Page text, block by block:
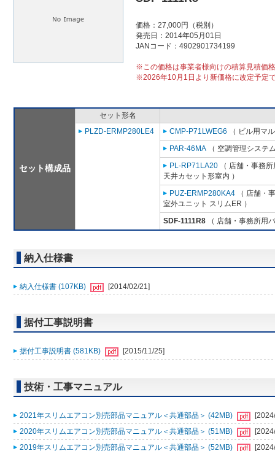
価格：27,000円（税別）
発売日：2014年05月01日
JANコード：4902901734199
※この価格は事業者様向けの積算見積価
※2026年10月1日より新価格に改定予定
セット構成品
セット形名
PLZD-ERMP280LE4
CMP-P71LWEG6 （ ビル用マ
PAR-46MA （ 空調管理システ
PL-RP71LA20 （ 店舗・事務
天井カセット形室内 ）
PUZ-ERMP280KA4 （ 店舗・
室外ユニット スリムER ）
SDF-1111R8 （ 店舗・事務所用
納入仕様書
納入仕様書 (107KB) [2014/02/21]
据付工事説明書
据付工事説明書 (581KB) [2015/11/25]
技術・工事マニュアル
2021年スリムエアコン別売部品マニュアル＜共通部品＞ (42MB)
2020年スリムエアコン別売部品マニュアル＜共通部品＞ (51MB)
2019年スリムエアコン別売部品マニュアル＜共通部品＞ (52MB)